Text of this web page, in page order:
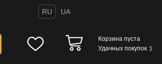
RU UA
Корзина пуста
Удачных покупок :)